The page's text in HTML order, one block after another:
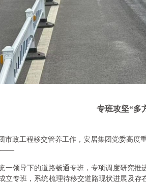
专班攻坚“多
市政工程移交管养工作，安居集团党委高度
”——
一领导下的道路畅通专班，专项调度研究
立专班，系统梳理待移交道路现状进展及